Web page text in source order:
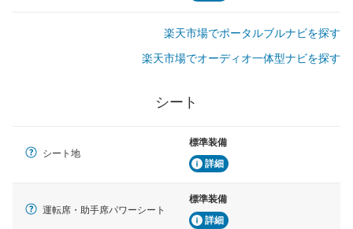
楽天市場でポータルブルナビを探す
楽天市場でオーディオ一体型ナビを探す
シート
シート地
標準装備
詳細
運転席・助手席パワーシート
標準装備
詳細